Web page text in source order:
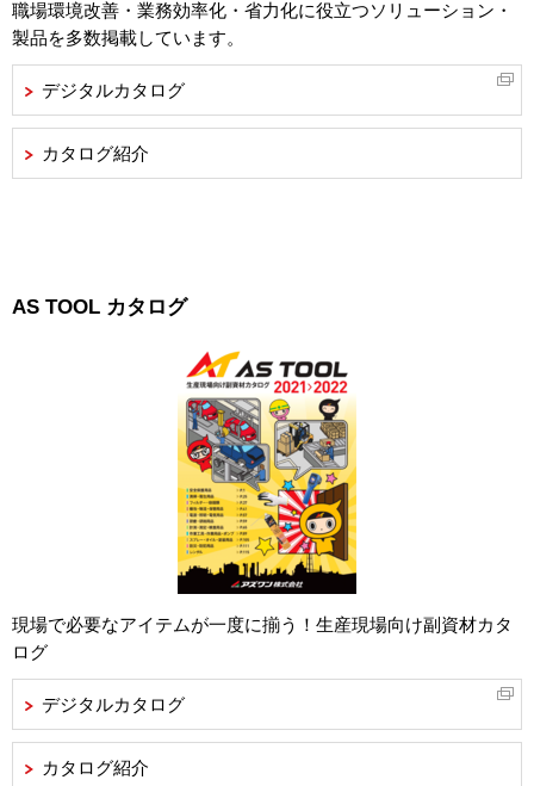
職場環境改善・業務効率化・省力化に役立つソリューション・
製品を多数掲載しています。
デジタルカタログ
カタログ紹介
AS TOOL カタログ
現場で必要なアイテムが一度に揃う！生産現場向け副資材カタ
ログ
デジタルカタログ
カタログ紹介